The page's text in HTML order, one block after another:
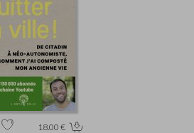
18.00 €